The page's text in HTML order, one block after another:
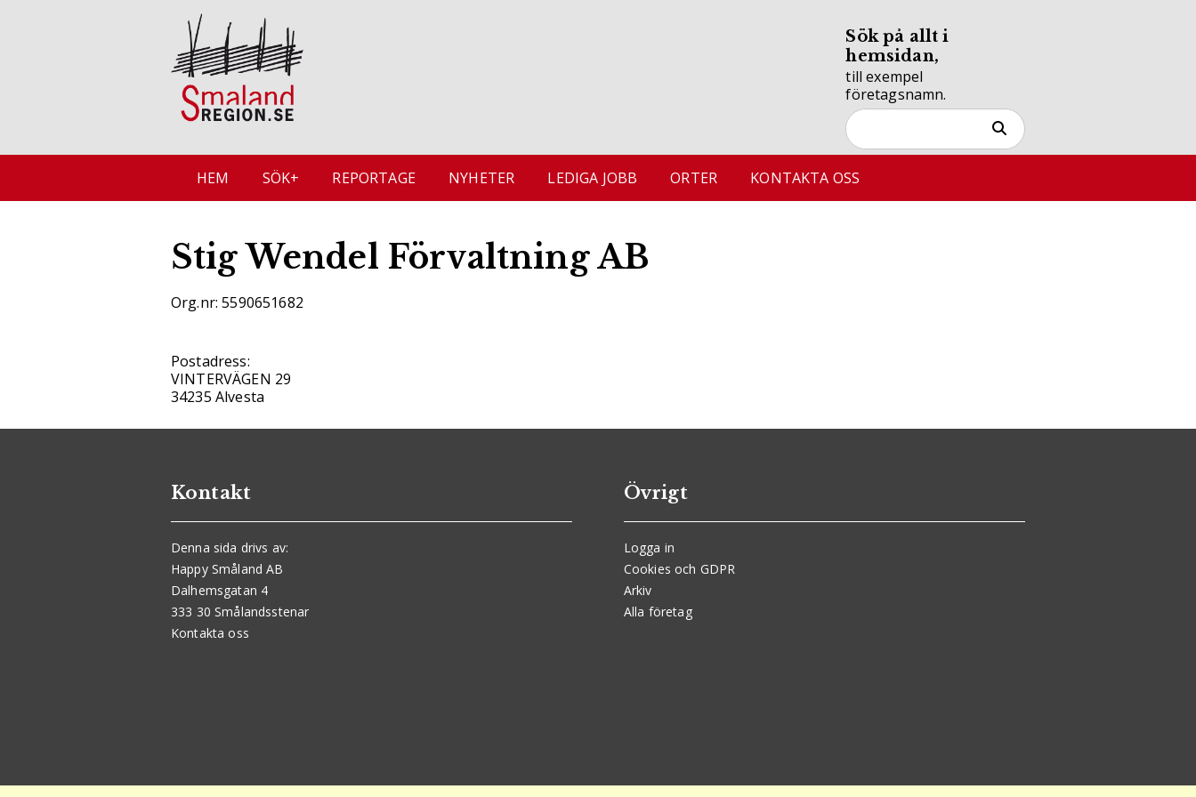
Sök på allt i
hemsidan,
till exempel
företagsnamn.
HEM SÖK+ REPORTAGE NYHETER LEDIGA JOBB ORTER KONTAKTA OSS
Stig Wendel Förvaltning AB
Org.nr: 5590651682
Postadress:
VINTERVÄGEN 29
34235 Alvesta
Kontakt
Denna sida drivs av:
Happy Småland AB
Dalhemsgatan 4
333 30 Smålandsstenar
Kontakta oss
Övrigt
Logga in
Cookies och GDPR
Arkiv
Alla företag